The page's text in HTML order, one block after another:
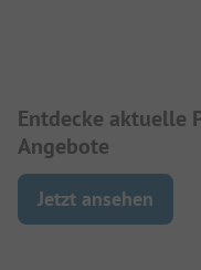
Entdecke aktuelle
Angebote
Jetzt ansehen